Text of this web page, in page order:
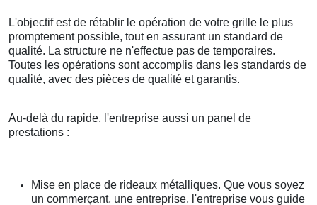
L'objectif est de rétablir le opération de votre grille le plus
promptement possible, tout en assurant un standard de
qualité. La structure ne n'effectue pas de temporaires.
Toutes les opérations sont accomplis dans les standards de
qualité, avec des pièces de qualité et garantis.
Au-delà du rapide, l'entreprise aussi un panel de
prestations :
Mise en place de rideaux métalliques. Que vous soyez
un commerçant, une entreprise, l'entreprise vous guide